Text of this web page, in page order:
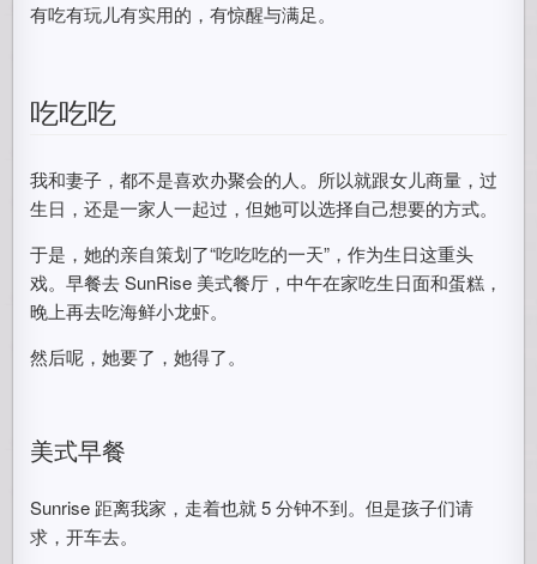
有吃有玩儿有实用的，有惊醒与满足。
吃吃吃
我和妻子，都不是喜欢办聚会的人。所以就跟女儿商量，过
生日，还是一家人一起过，但她可以选择自己想要的方式。
于是，她的亲自策划了“吃吃吃的一天”，作为生日这重头
戏。早餐去 SunRise 美式餐厅，中午在家吃生日面和蛋糕，
晚上再去吃海鲜小龙虾。
然后呢，她要了，她得了。
美式早餐
Sunrise 距离我家，走着也就 5 分钟不到。但是孩子们请
求，开车去。